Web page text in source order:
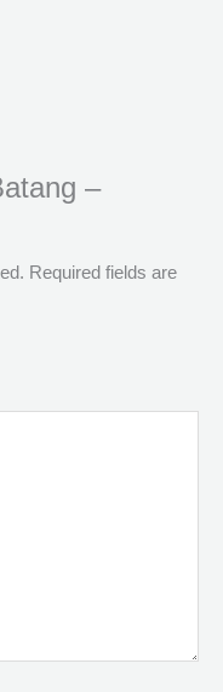
–
Required fields are